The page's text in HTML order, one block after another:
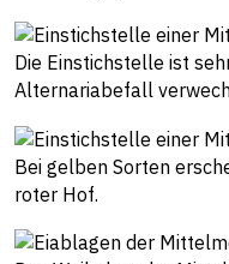
Die Einstichstelle ist
Alternariabefall
Bei gelben Sorten
roter Hof.